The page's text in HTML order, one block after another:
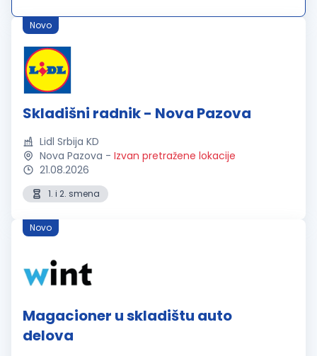
proizvoda. Uč...
Novo
Skladišni radnik - Nova Pazova
Lidl Srbija KD
Nova Pazova - Izvan pretražene lokacije
21.08.2026
1. i 2. smena
Novo
Magacioner u skladištu auto
delova